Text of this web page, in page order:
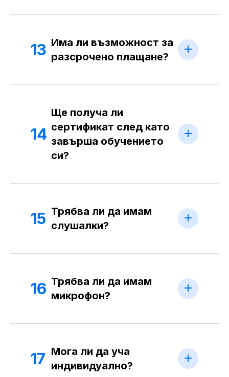
13 Има ли възможност за
разсрочено плащане?
14
Ще получа ли
сертификат след като
завърша обучението
си?
15 Трябва ли да имам
слушалки?
16 Трябва ли да имам
микрофон?
17 Мога ли да уча
индивидуално?